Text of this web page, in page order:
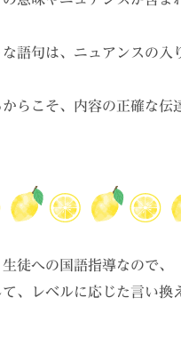
語句は、ニュアンスの入
らこそ、内容の正確な伝
徒への国語指導なので、
、レベルに応じた言い換